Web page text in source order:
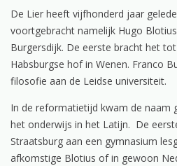
De Lier heeft vijfhonderd jaar
voortgebracht namelijk Hugo
Burgersdijk. De eerste bracht het
Habsburgse hof in Wenen. Franco
filosofie aan de Leidse universiteit.
In de reformatietijd kwam de naam
het onderwijs in het Latijn. De
Straatsburg aan een gymnasium
afkomstige Blotius of in gewoon